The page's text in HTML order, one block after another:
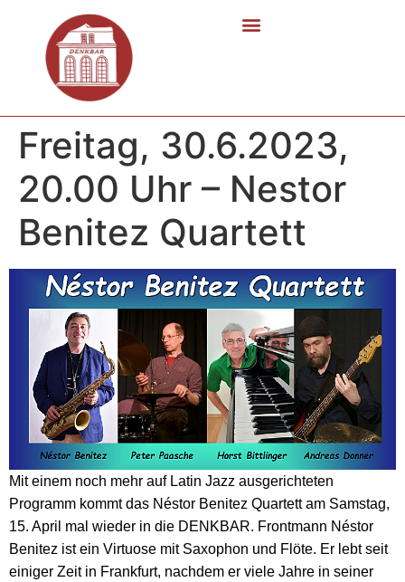
Freitag, 30.6.2023,
20.00 Uhr – Nestor
Benitez Quartett
Mit einem noch mehr auf Latin Jazz ausgerichteten
Programm kommt das Néstor Benitez Quartett am Samstag,
15. April mal wieder in die DENKBAR. Frontmann Néstor
Benitez ist ein Virtuose mit Saxophon und Flöte. Er lebt seit
einiger Zeit in Frankfurt, nachdem er viele Jahre in seiner